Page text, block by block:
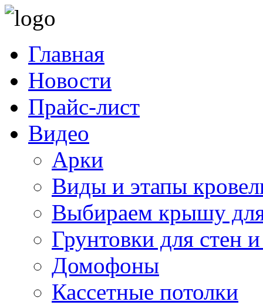
Главная
Новости
Прайс-лист
Видео
Арки
Виды и этапы
Выбираем крышу
Грунтовки для стен
Домофоны
Кассетные потолки